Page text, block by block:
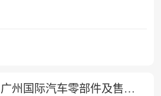
广州国际汽车零部件及售后市场展